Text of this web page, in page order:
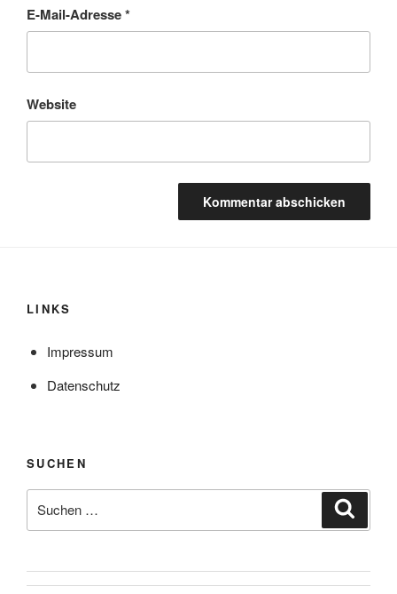
E-Mail-Adresse*
Website
LINKS
Impressum
Datenschutz
SUCHEN
nach: